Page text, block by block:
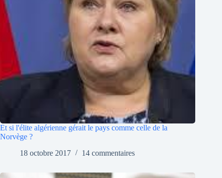
Et si l'élite algérienne gérait le pays comme celle de la
Norvège ?
18 octobre 2017
14 commentaires